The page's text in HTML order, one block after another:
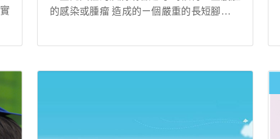
的感染或腫瘤 造成的ㄧ個嚴重的長短腳的話